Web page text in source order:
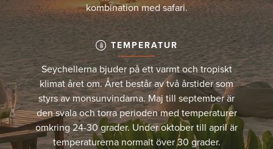
kombination med safari.
TEMPERATUR
Seychellerna bjuder på ett varmt och tropiskt
klimat året om. Året består av två årstider som
styrs av monsunvindarna. Maj till september är
den svala och torra perioden med temperaturer
omkring 24-30 grader. Under oktober till april är
temperaturerna normalt över 30 grader.